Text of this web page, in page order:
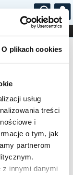
O plikach cookies
usług
treści
i
o tym, jak
partnerom
z innymi danymi
...
STAND-UP
kasie.